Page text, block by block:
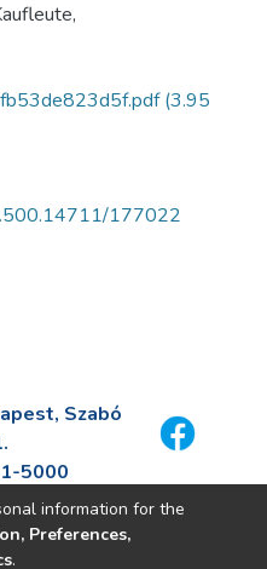
(3.95
177022
Szabó
5000
information for the
Preferences,
.